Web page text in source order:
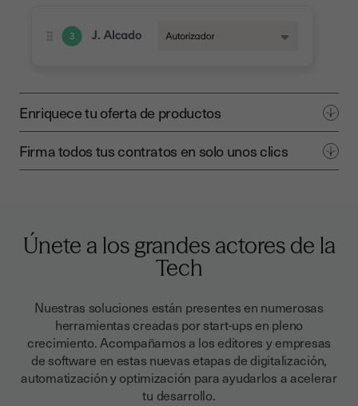
Enriquece tu oferta de productos
Firma todos tus contratos en solo unos clics
Únete a los grandes actores de la
Tech
Nuestras soluciones están presentes en numerosas
herramientas creadas por start-ups en pleno
crecimiento. Acompañamos a los editores y empresas
de software en estas nuevas etapas de digitalización,
automatización y optimización para ayudarlos a acelerar
tu desarrollo.